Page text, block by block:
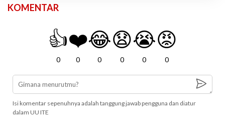
KOMENTAR
👍
0
❤️
0
😂
0
😧
0
😭
0
😡
0
Isi komentar sepenuhnya adalah tanggung jawab pengguna dan diatur
dalam UU ITE